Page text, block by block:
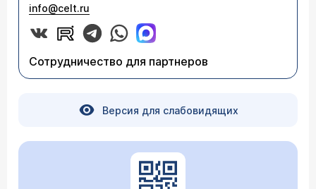
info@celt.ru
Сотрудничество для партнеров
Версия для слабовидящих